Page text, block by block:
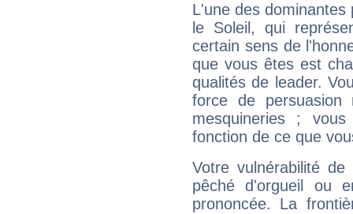
L'une des
le Soleil, qui
certain sens de
que vous êtes est
qualités de leader.
force de
mesquineries ;
fonction de ce que
Votre vulnérabilité
pêché d'orgueil ou
prononcée. La